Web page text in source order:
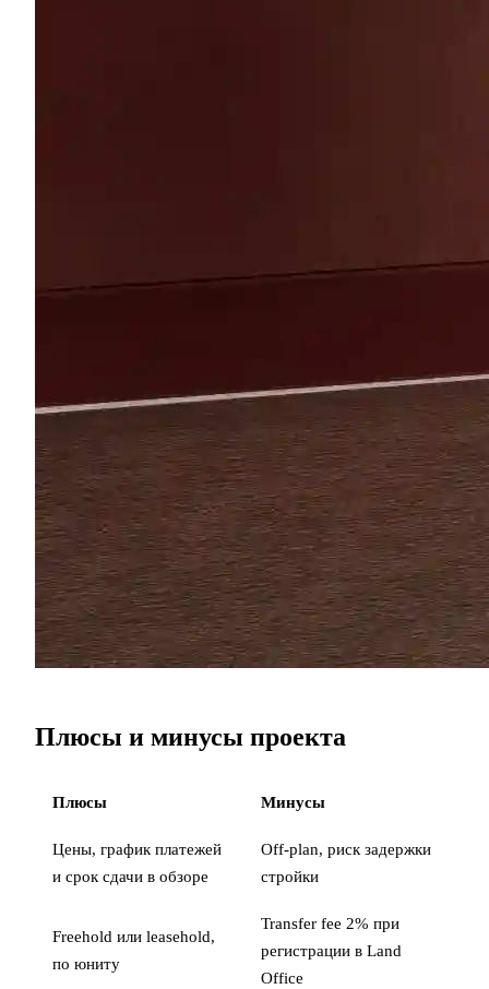
Плюсы и минусы проекта
Плюсы Минусы
Цены, график платежей
и срок сдачи в обзоре
Off-plan, риск задержки
стройки
Freehold или leasehold,
по юниту
Transfer fee 2% при
регистрации в Land
Office